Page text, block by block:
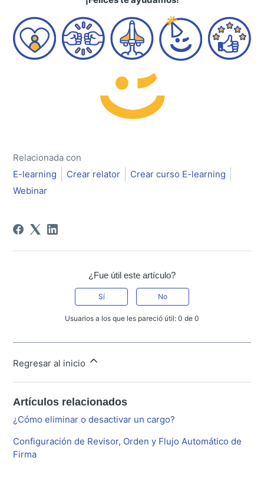
Relacionada con
E-learning
Crear relator
Crear curso E-learning
Webinar
¿Fue útil este artículo?
Sí No
Usuarios a los que les pareció útil: 0 de 0
Regresar al inicio
Artículos relacionados
¿Cómo eliminar o desactivar un cargo?
Configuración de Revisor, Orden y Flujo Automático de
Firma